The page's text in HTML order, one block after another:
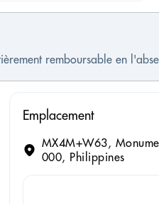
remboursable en
Emplacement
MX4M+W63,
000, Philippines